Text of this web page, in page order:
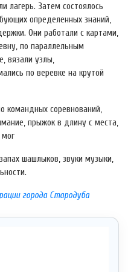
лагерь. Затем состоялось
определенных знаний,
Они работали с картами,
по параллельным
вязали узлы,
по веревке на крутой
командных соревнований,
прыжок в длину с места,
шашлыков, звуки музыки,
города Стародуба